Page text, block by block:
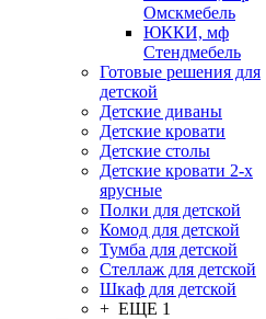
Омскмебель
ЮККИ, мф
Стендмебель
Готовые решения для
детской
Детские диваны
Детские кровати
Детские столы
Детские кровати 2-х
ярусные
Полки для детской
Комод для детской
Тумба для детской
Стеллаж для детской
Шкаф для детской
+ ЕЩЕ 1